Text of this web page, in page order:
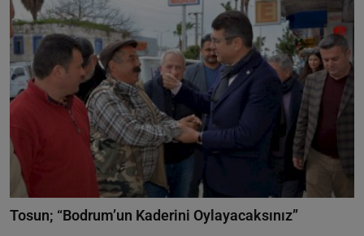
Tosun; “Bodrum’un Kaderini Oylayacaksınız”